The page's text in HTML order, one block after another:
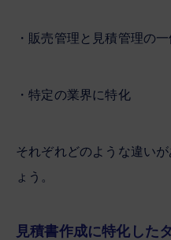
・販売管理と見積管理の
・特定の業界に特化
それぞれどのような違い
ょう。
見積書作成に特化した